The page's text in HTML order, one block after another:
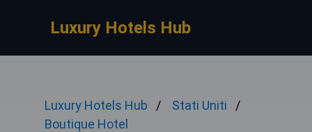
Luxury Hotels Hub
Luxury Hotels Hub
Stati Uniti
Boutique Hotel